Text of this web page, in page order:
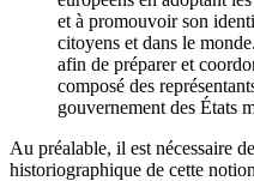
et à promouvoir son
citoyens et dans le
afin de préparer et
composé des
gouvernement des États
Au préalable, il est nécessaire
historiographique de cette